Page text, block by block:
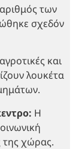
των
σχεδόν
και
λουκέτα
Η
της χώρας.